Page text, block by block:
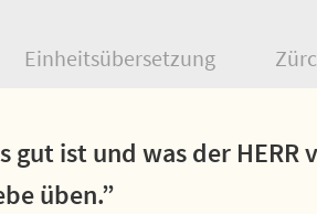
Einheitsübersetzung
gut ist und was der
üben.”